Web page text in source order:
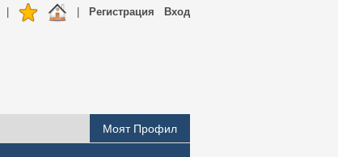
Вход
Регистрация
Моят Профил